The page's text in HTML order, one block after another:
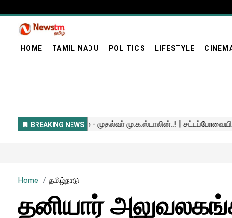
HOME TAMIL NADU POLITICS LIFESTYLE
Home தமிழ்நாடு
தனியார்